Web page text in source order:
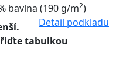
bavlna (190 g/m2)
Detail podkladu
tabulkou